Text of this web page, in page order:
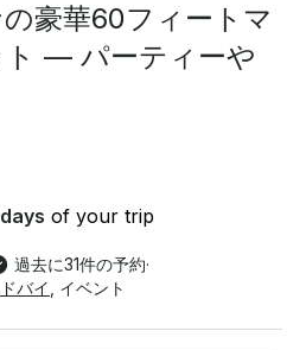
豪華60フィートマ
— パーティーや
of your trip
過去に31件の予約·
ドバイ イベント